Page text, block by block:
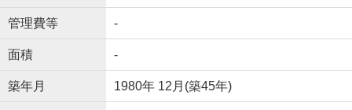
管理費等 -
面積 -
築年月 1980年 12月(築45年)